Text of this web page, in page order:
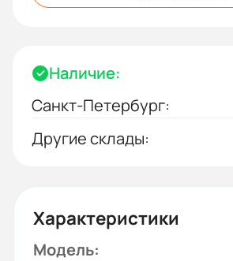
Наличие:
Санкт-Петербург:
Другие склады:
Характеристики
Модель: